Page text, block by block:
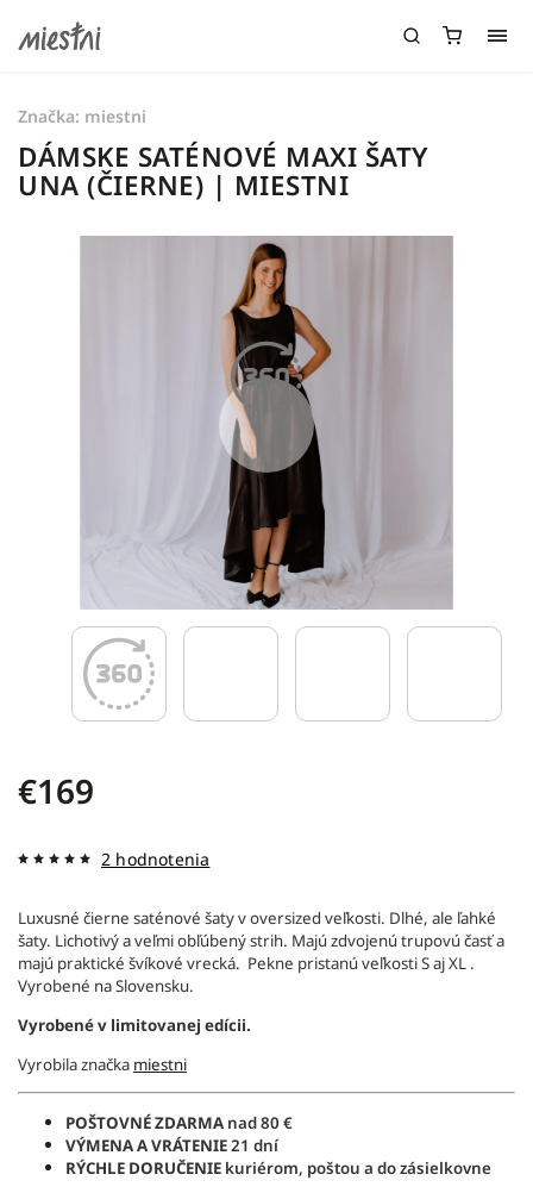
DÁMSKE SATÉNOVÉ MAXI ŠATY
UNA (ČIERNE) | MIESTNI
€169
2 hodnotenia
Luxusné čierne saténové šaty v oversized veľkosti. Dlhé, ale ľahké
šaty. Lichotivý a veľmi obľúbený strih. Majú zdvojenú trupovú časť a
majú praktické švíkové vrecká. Pekne pristanú veľkosti S aj XL .
Vyrobené na Slovensku.
Vyrobené v limitovanej edícii.
Vyrobila značka miestni
POŠTOVNÉ ZDARMA nad 80 €
VÝMENA A VRÁTENIE21 dní
RÝCHLE DORUČENIE kuriérom, poštou a do zásielkovne
Značka: miestni